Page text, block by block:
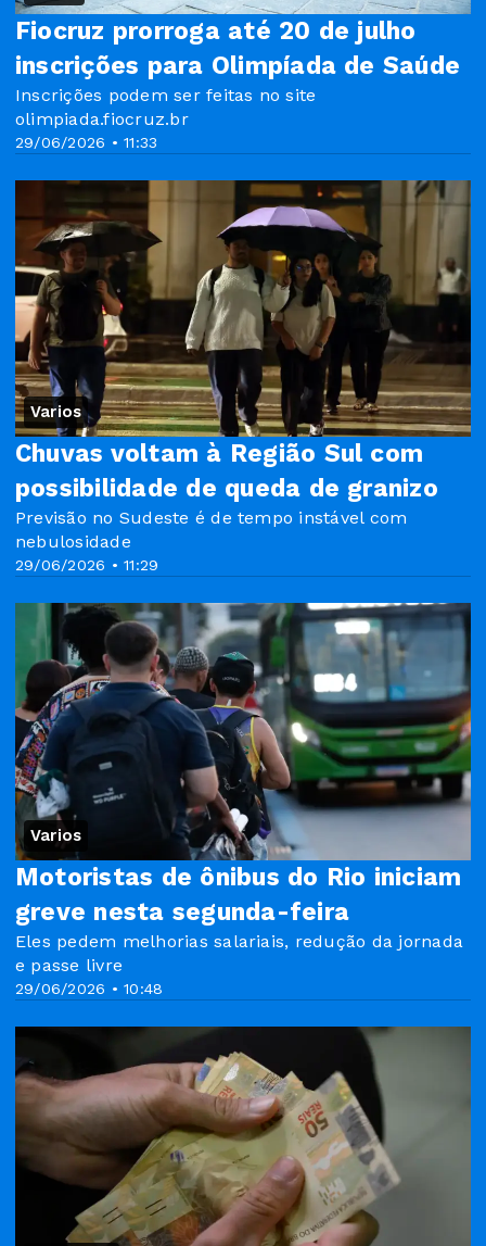
29/06/2026 • 11:33
Fiocruz prorroga até 20 de julho
inscrições para Olimpíada de Saúde
Inscrições podem ser feitas no site
olimpiada.fiocruz.br
Varios
29/06/2026 • 11:29
Chuvas voltam à Região Sul com
possibilidade de queda de granizo
Previsão no Sudeste é de tempo instável com
nebulosidade
Varios
29/06/2026 • 10:48
Motoristas de ônibus do Rio iniciam
greve nesta segunda-feira
Eles pedem melhorias salariais, redução da jornada
e passe livre